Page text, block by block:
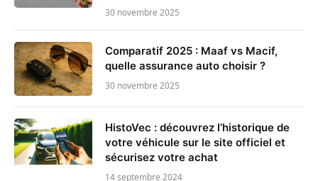
30 novembre 2025
Comparatif 2025 : Maaf vs Macif,
quelle assurance auto choisir ?
30 novembre 2025
HistoVec : découvrez l’historique de
votre véhicule sur le site officiel et
sécurisez votre achat
14 septembre 2024